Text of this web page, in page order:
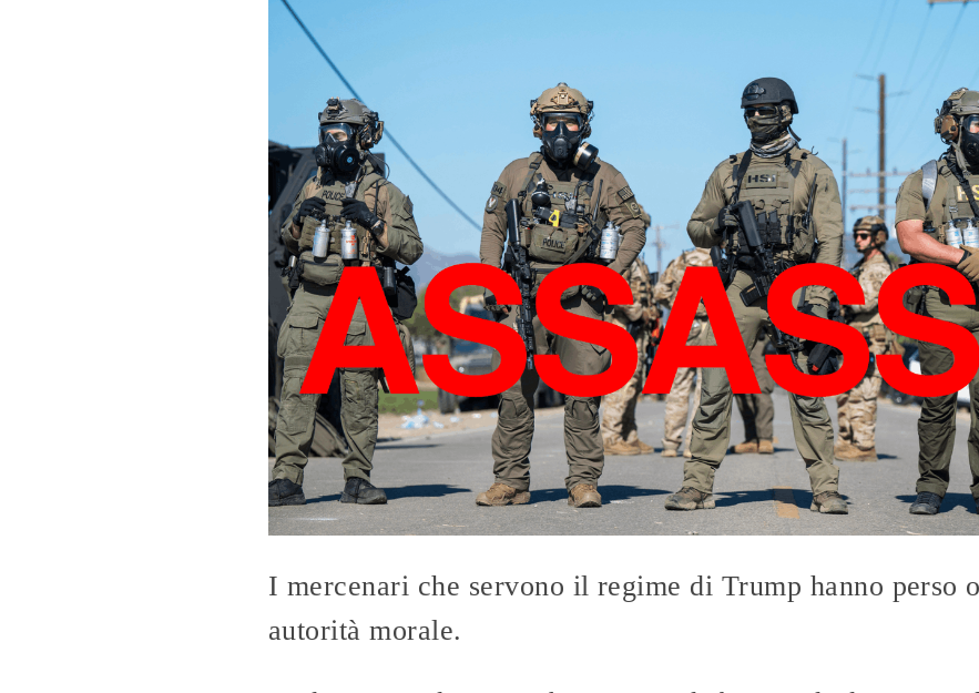
I mercenari che servono il regime di Trump hanno perso
autorità morale.